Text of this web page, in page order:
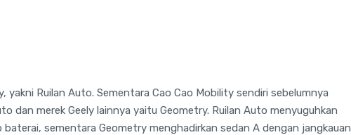
yakni Ruilan Auto. Sementara Cao Cao Mobility sendiri sebelumnya
dan merek Geely lainnya yaitu Geometry. Ruilan Auto menyuguhkan
sementara Geometry menghadirkan sedan A dengan jangkauan